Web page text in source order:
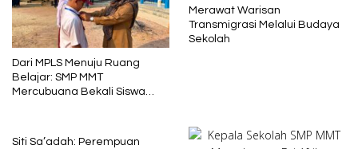
Dari MPLS Menuju Ruang
Belajar: SMP MMT
Mercubuana Bekali Siswa
Merawat Warisan
Transmigrasi Melalui Budaya
Sekolah
Siti Sa’adah: Perempuan